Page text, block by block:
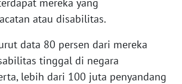
atau disabilitas.
data 80 persen dari mereka
tinggal di negara
lebih dari 100 juta penyandang